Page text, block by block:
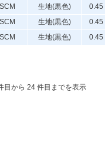
SCM 生地(黒色) 0.45
SCM 生地(黒色) 0.45
SCM 生地(黒色) 0.45
目から 24 件目までを表示